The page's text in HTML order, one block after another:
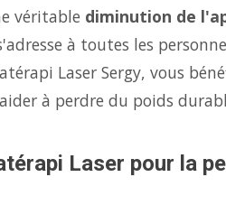
véritable diminution de
à toutes les
Laser Sergy, vous
à perdre du poids
Laser pour la